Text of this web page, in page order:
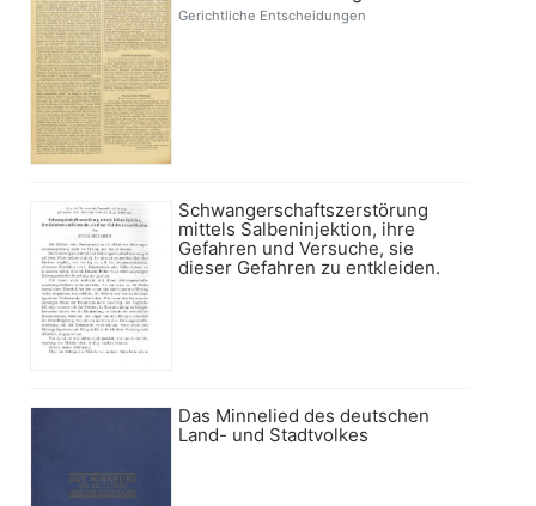
Gerichtliche Entscheidungen
Schwangerschaftszerstörung
mittels Salbeninjektion, ihre
Gefahren und Versuche, sie
dieser Gefahren zu entkleiden.
Das Minnelied des deutschen
Land- und Stadtvolkes